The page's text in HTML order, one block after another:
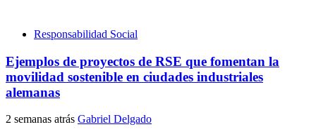
Responsabilidad Social
Ejemplos de proyectos de RSE que fomentan la
movilidad sostenible en ciudades industriales
alemanas
2 semanas atrás Gabriel Delgado